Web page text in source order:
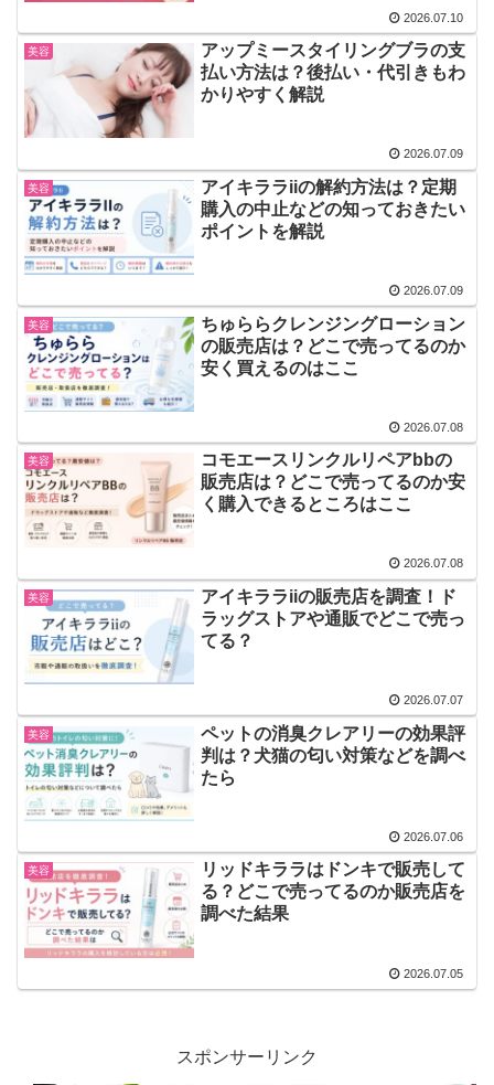
2026.07.10
美容
アップミースタイリングブラの支
払い方法は？後払い・代引きもわ
かりやすく解説
2026.07.09
美容
アイキララiiの解約方法は？定期
購入の中止などの知っておきたい
ポイントを解説
2026.07.09
美容
ちゅららクレンジングローション
の販売店は？どこで売ってるのか
安く買えるのはここ
2026.07.08
美容
コモエースリンクルリペアbbの
販売店は？どこで売ってるのか安
く購入できるところはここ
2026.07.08
美容
アイキララiiの販売店を調査！ド
ラッグストアや通販でどこで売っ
てる？
2026.07.07
美容
ペットの消臭クレアリーの効果評
判は？犬猫の匂い対策などを調べ
たら
2026.07.06
美容
リッドキララはドンキで販売して
る？どこで売ってるのか販売店を
調べた結果
2026.07.05
スポンサーリンク